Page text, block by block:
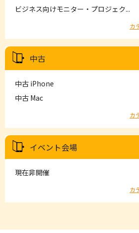
ビジネス向けモニター・プロジェク...
カ
中古
中古 iPhone
中古 Mac
カ
イベント会場
現在非開催
カ